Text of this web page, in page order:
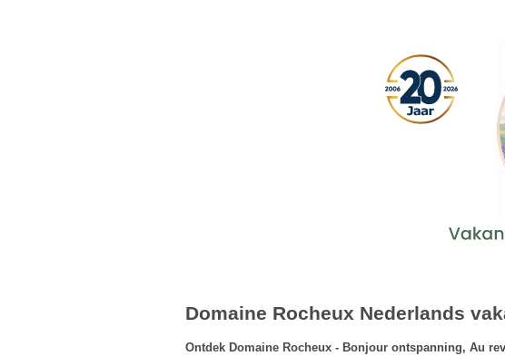
Domaine Rocheux Nederlands
Ontdek Domaine Rocheux - Bonjour ontspanning, Au